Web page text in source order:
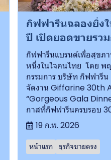
กิฟฟารีนฉลองยิ่ง
ปี เปิดยอดขายรว
กิฟฟารีนแบรนด์เพื่อสุขภ
หนึ่งในใจคนไทย โดย พ
กรรมการ บริษัท กิฟฟารี
จัดงาน Giffarine 30th
“Gorgeous Gala
กาสที่กิฟฟารีนครบรอบ
19 ก.พ. 2026
หน้าแรก ธุรกิจขายตรง